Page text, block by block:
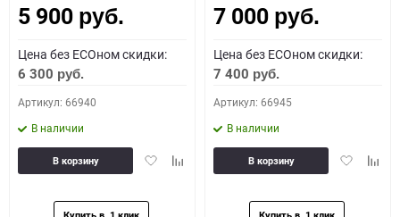
5 900 руб.
Цена без ECOном скидки:
6 300 руб.
Артикул: 66940
В наличии
ДобавитьДобавить
В корзину
7 000 руб.
Цена без ECOном скидки:
7 400 руб.
Артикул: 66945
В наличии
Добавить
В корзину